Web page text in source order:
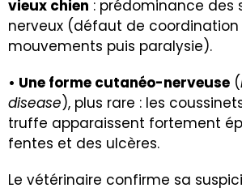
vieux chien : prédominance des
nerveux (défaut de coordination
mouvements puis paralysie).
• Une forme cutanéo-nerveuse (
disease), plus rare : les
truffe apparaissent fortement
fentes et des ulcères.
Le vétérinaire confirme sa